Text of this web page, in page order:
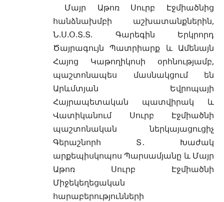
Մայր Աթոռ Սուրբ Էջմիածնից
հանձնախմբի աշխատանքներին,
Ն.Ս.Օ.Տ.Տ. Գարեգին Երկրորդ
Ծայրագույն Պատրիարք և Ամենայն
Հայոց Կաթողիկոսի օրհնությամբ,
պաշտոնապես մասնակցում են
Արևմտյան Եվրոպայի
Հայրապետական պատվիրակ և
Վատիկանում Սուրբ Էջմիածնի
պաշտոնական ներկայացուցիչ
Գերաշնորհ Տ․ Խաժակ
արքեպիսկոպոս Պարսամյանը և Մայր
Աթոռ Սուրբ Էջմիածնի
Միջեկեղեցական
հարաբերությունների